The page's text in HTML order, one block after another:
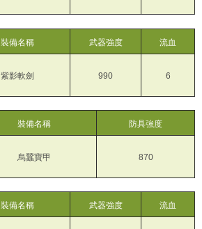
裝備名稱 武器強度 流血
紫影軟劍 990 6
裝備名稱 防具強度
烏蠶寶甲 870
裝備名稱 武器強度 流血